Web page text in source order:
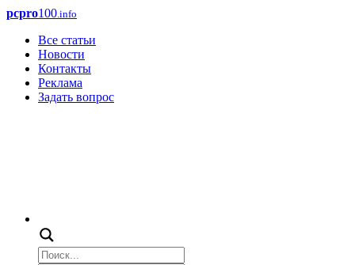
pcpro100.info
Все статьи
Новости
Контакты
Реклама
Задать вопрос